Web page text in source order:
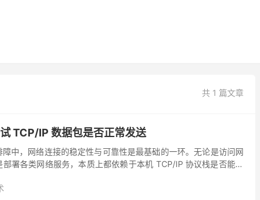
共 1 篇文章
TCP/IP 数据包是否正常发送
中，网络连接的稳定性与可靠性是最基础的一环。无论是访问网
署各类网络服务，本质上都依赖于本机 TCP/IP 协议栈是否能够